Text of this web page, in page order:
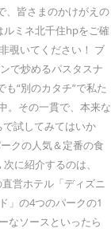
、皆さまのかけがえの
ルミネ北千住hpをご確
覗いてください！ ブ
で炒めるパスタスナ
“別のカタチ”で私た
。その一貫で、本来な
試してみてはいか
クの人気＆定番の食
に紹介するのは、
営ホテル「ディズニ
」の4つのパークの1
なソースといったら